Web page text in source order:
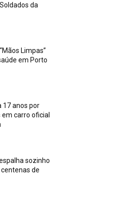
da
Limpas”
em Porto
17 anos por
carro oficial
sozinho
de